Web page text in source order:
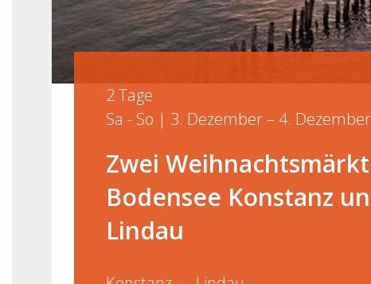
2 Tage
Sa - So | 3. Dezember – 4.
Zwei
Bodensee Konstanz
Lindau